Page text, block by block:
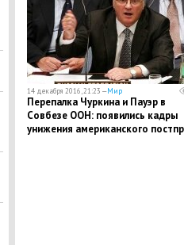
14 декабря 2016, 21:23 —Мир
Перепалка Чуркина и Пауэр в
Совбезе ООН: появились кадры
унижения американского